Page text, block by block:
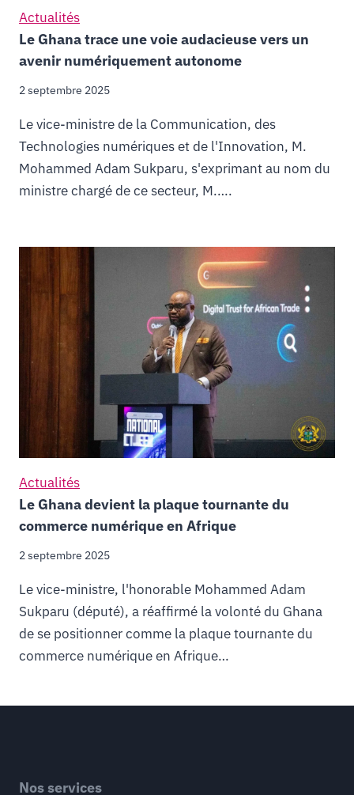
Actualités
Le Ghana trace une voie audacieuse vers un
avenir numériquement autonome
2 septembre 2025
Le vice-ministre de la Communication, des
Technologies numériques et de l'Innovation, M.
Mohammed Adam Sukparu, s'exprimant au nom du
ministre chargé de ce secteur, M.….
Actualités
Le Ghana devient la plaque tournante du
commerce numérique en Afrique
2 septembre 2025
Le vice-ministre, l'honorable Mohammed Adam
Sukparu (député), a réaffirmé la volonté du Ghana
de se positionner comme la plaque tournante du
commerce numérique en Afrique…
Nos services